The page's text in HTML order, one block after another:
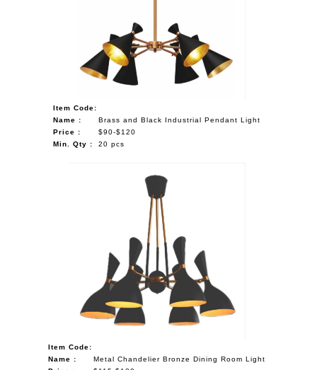
REQUEST FOR CATALOGUE
Item Code:
Name :
Brass and Black Industrial Pendant Light
Price :
$90-$120
Min. Qty :
20 pcs
Item Code:
Name :
Metal Chandelier Bronze Dining Room Light